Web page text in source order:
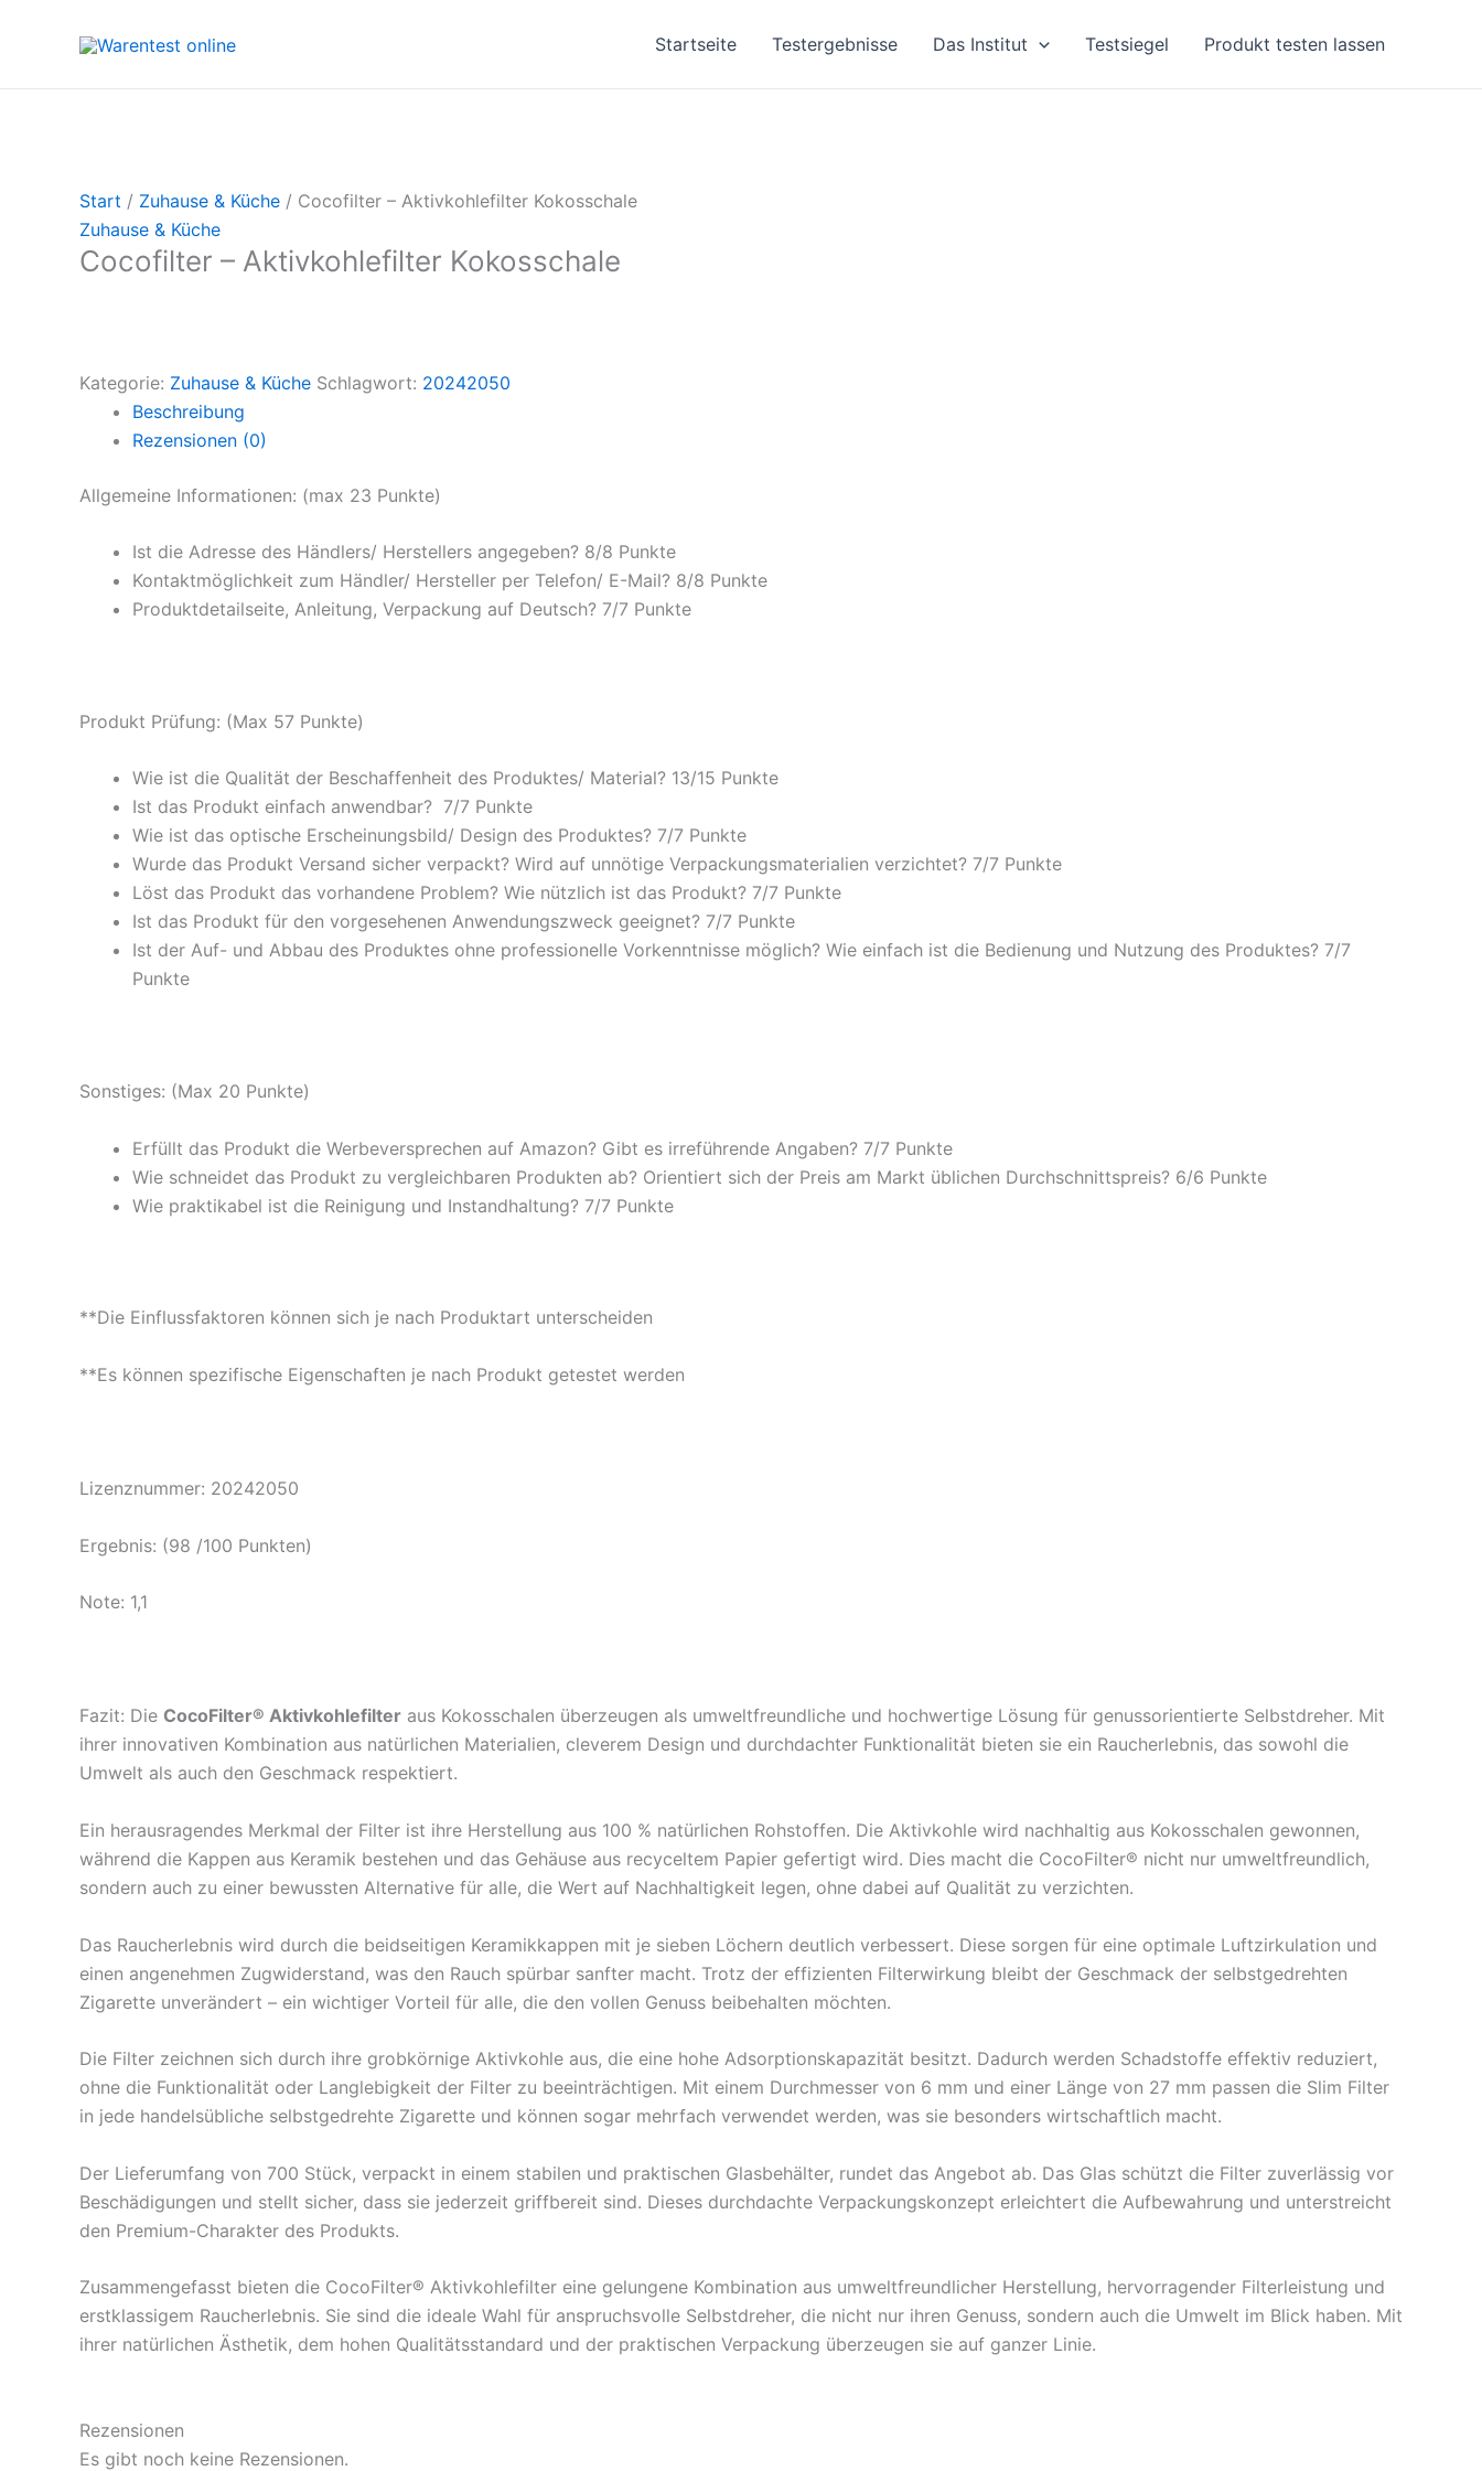
Startseite Testergebnisse Das Institut Testsiegel Produkt testen lassen
Start / Zuhause & Küche / Cocofilter – Aktivkohlefilter Kokosschale
Zuhause & Küche
Cocofilter – Aktivkohlefilter Kokosschale
Kategorie: Zuhause & Küche Schlagwort: 20242050
Beschreibung
Rezensionen (0)
Allgemeine Informationen: (max 23 Punkte)
Ist die Adresse des Händlers/ Herstellers angegeben? 8/8 Punkte
Kontaktmöglichkeit zum Händler/ Hersteller per Telefon/ E-Mail? 8/8 Punkte
Produktdetailseite, Anleitung, Verpackung auf Deutsch? 7/7 Punkte
Produkt Prüfung: (Max 57 Punkte)
Wie ist die Qualität der Beschaffenheit des Produktes/ Material? 13/15 Punkte
Ist das Produkt einfach anwendbar? 7/7 Punkte
Wie ist das optische Erscheinungsbild/ Design des Produktes? 7/7 Punkte
Wurde das Produkt Versand sicher verpackt? Wird auf unnötige Verpackungsmaterialien verzichtet? 7/7 Punkte
Löst das Produkt das vorhandene Problem? Wie nützlich ist das Produkt? 7/7 Punkte
Ist das Produkt für den vorgesehenen Anwendungszweck geeignet? 7/7 Punkte
Ist der Auf- und Abbau des Produktes ohne professionelle Vorkenntnisse möglich? Wie einfach ist die Bedienung und Nutzung des Produktes? 7/7
Punkte
Sonstiges: (Max 20 Punkte)
Erfüllt das Produkt die Werbeversprechen auf Amazon? Gibt es irreführende Angaben? 7/7 Punkte
Wie schneidet das Produkt zu vergleichbaren Produkten ab? Orientiert sich der Preis am Markt üblichen Durchschnittspreis? 6/6 Punkte
Wie praktikabel ist die Reinigung und Instandhaltung? 7/7 Punkte
**Die Einflussfaktoren können sich je nach Produktart unterscheiden
**Es können spezifische Eigenschaften je nach Produkt getestet werden
Lizenznummer: 20242050
Ergebnis: (98 /100 Punkten)
Note: 1,1
Fazit: Die CocoFilter® Aktivkohlefilter aus Kokosschalen überzeugen als umweltfreundliche und hochwertige Lösung für genussorientierte Selbstdreher. Mit
ihrer innovativen Kombination aus natürlichen Materialien, cleverem Design und durchdachter Funktionalität bieten sie ein Raucherlebnis, das sowohl die
Umwelt als auch den Geschmack respektiert.
Ein herausragendes Merkmal der Filter ist ihre Herstellung aus 100 % natürlichen Rohstoffen. Die Aktivkohle wird nachhaltig aus Kokosschalen gewonnen,
während die Kappen aus Keramik bestehen und das Gehäuse aus recyceltem Papier gefertigt wird. Dies macht die CocoFilter® nicht nur umweltfreundlich,
sondern auch zu einer bewussten Alternative für alle, die Wert auf Nachhaltigkeit legen, ohne dabei auf Qualität zu verzichten.
Das Raucherlebnis wird durch die beidseitigen Keramikkappen mit je sieben Löchern deutlich verbessert. Diese sorgen für eine optimale Luftzirkulation und
einen angenehmen Zugwiderstand, was den Rauch spürbar sanfter macht. Trotz der effizienten Filterwirkung bleibt der Geschmack der selbstgedrehten
Zigarette unverändert – ein wichtiger Vorteil für alle, die den vollen Genuss beibehalten möchten.
Die Filter zeichnen sich durch ihre grobkörnige Aktivkohle aus, die eine hohe Adsorptionskapazität besitzt. Dadurch werden Schadstoffe effektiv reduziert,
ohne die Funktionalität oder Langlebigkeit der Filter zu beeinträchtigen. Mit einem Durchmesser von 6 mm und einer Länge von 27 mm passen die Slim Filter
in jede handelsübliche selbstgedrehte Zigarette und können sogar mehrfach verwendet werden, was sie besonders wirtschaftlich macht.
Der Lieferumfang von 700 Stück, verpackt in einem stabilen und praktischen Glasbehälter, rundet das Angebot ab. Das Glas schützt die Filter zuverlässig vor
Beschädigungen und stellt sicher, dass sie jederzeit griffbereit sind. Dieses durchdachte Verpackungskonzept erleichtert die Aufbewahrung und unterstreicht
den Premium-Charakter des Produkts.
Zusammengefasst bieten die CocoFilter® Aktivkohlefilter eine gelungene Kombination aus umweltfreundlicher Herstellung, hervorragender Filterleistung und
erstklassigem Raucherlebnis. Sie sind die ideale Wahl für anspruchsvolle Selbstdreher, die nicht nur ihren Genuss, sondern auch die Umwelt im Blick haben. Mit
ihrer natürlichen Ästhetik, dem hohen Qualitätsstandard und der praktischen Verpackung überzeugen sie auf ganzer Linie.
Rezensionen
Es gibt noch keine Rezensionen.